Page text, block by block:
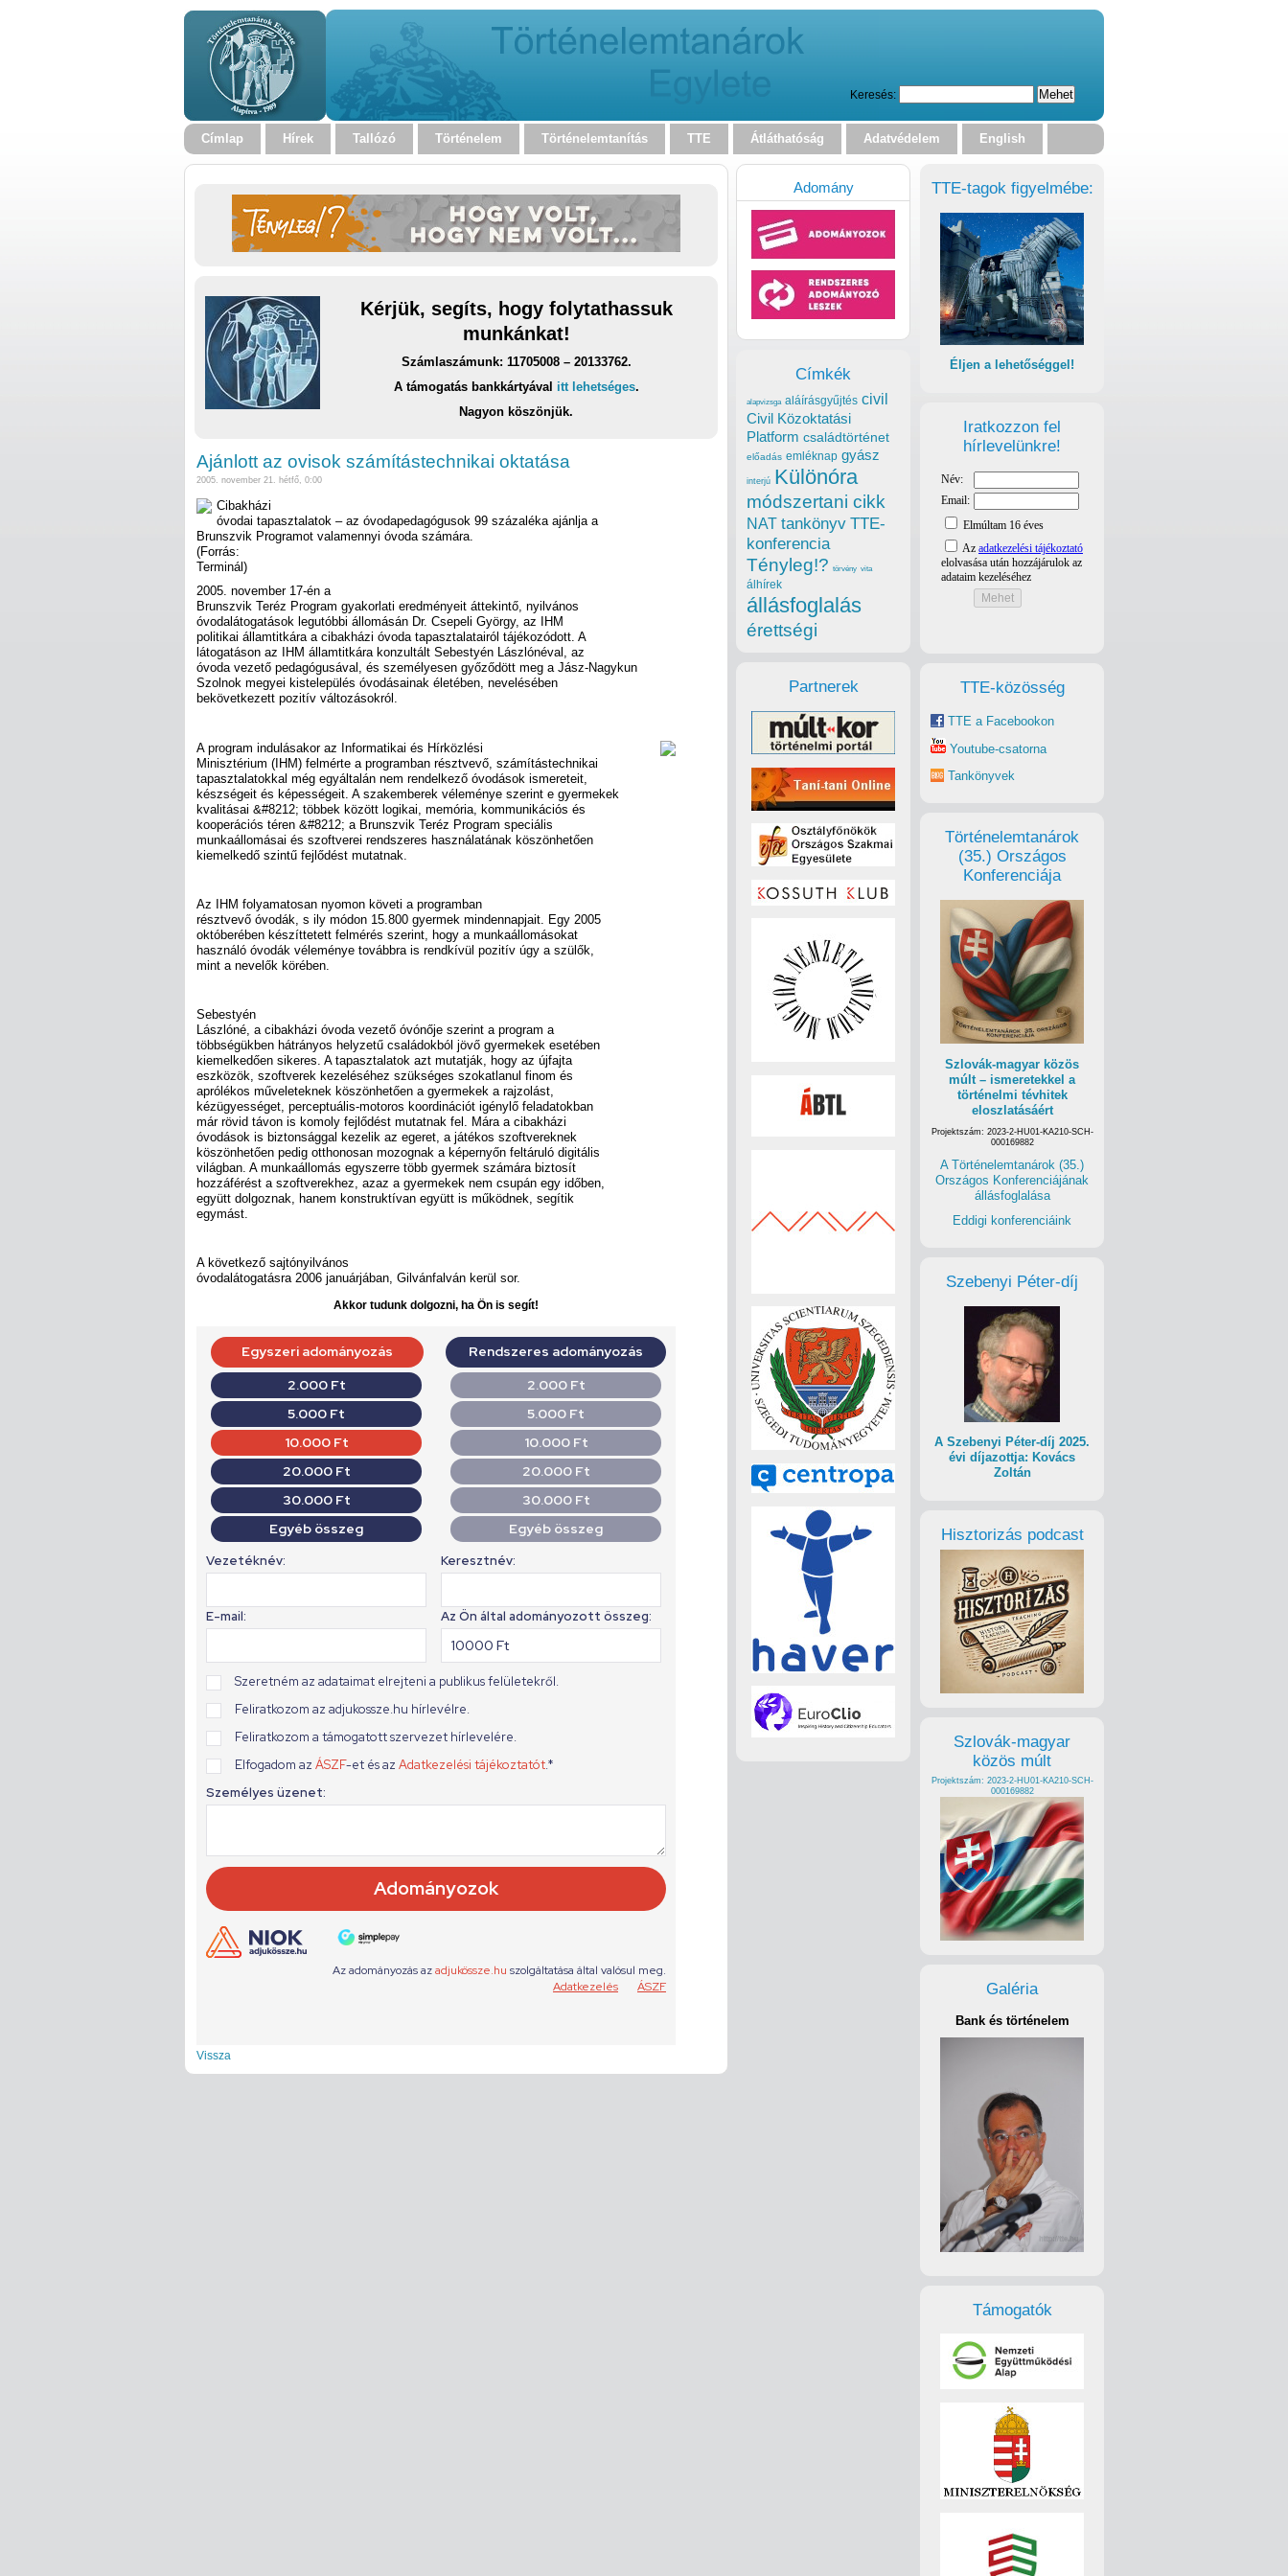
Keresés:
Címlap Hírek Tallózó Történelem Történelemtanítás TTE Átláthatóság Adatvédelem English
Kérjük, segíts, hogy folytathassuk
munkánkat!
Számlaszámunk: 11705008 – 20133762.
A támogatás bankkártyával itt lehetséges.
Nagyon köszönjük.
Ajánlott az ovisok számítástechnikai oktatása
2005. november 21. hétfő, 0:00
Cibakházi
óvodai tapasztalatok – az óvodapedagógusok 99 százaléka ajánlja a
Brunszvik Programot valamennyi óvoda számára.
(Forrás:
Terminál)
2005. november 17-én a
Brunszvik Teréz Program gyakorlati eredményeit áttekintő, nyilvános
óvodalátogatások legutóbbi állomásán Dr. Csepeli György, az IHM
politikai államtitkára a cibakházi óvoda tapasztalatairól tájékozódott. A
látogatáson az IHM államtitkára konzultált Sebestyén Lászlónéval, az
óvoda vezető pedagógusával, és személyesen győződött meg a Jász-Nagykun
Szolnok megyei kistelepülés óvodásainak életében, nevelésében
bekövetkezett pozitív változásokról.
A program indulásakor az Informatikai és Hírközlési
Minisztérium (IHM) felmérte a programban résztvevő, számítástechnikai
tapasztalatokkal még egyáltalán nem rendelkező óvodások ismereteit,
készségeit és képességeit. A szakemberek véleménye szerint e gyermekek
kvalitásai &#8212; többek között logikai, memória, kommunikációs és
kooperációs téren &#8212; a Brunszvik Teréz Program speciális
munkaállomásai és szoftverei rendszeres használatának köszönhetően
kiemelkedő szintű fejlődést mutatnak.
Az IHM folyamatosan nyomon követi a programban
résztvevő óvodák, s ily módon 15.800 gyermek mindennapjait. Egy 2005
októberében készíttetett felmérés szerint, hogy a munkaállomásokat
használó óvodák véleménye továbbra is rendkívül pozitív úgy a szülők,
mint a nevelők körében.
Sebestyén
Lászlóné, a cibakházi óvoda vezető óvónője szerint a program a
többségükben hátrányos helyzetű családokból jövő gyermekek esetében
kiemelkedően sikeres. A tapasztalatok azt mutatják, hogy az újfajta
eszközök, szoftverek kezeléséhez szükséges szokatlanul finom és
aprólékos műveleteknek köszönhetően a gyermekek a rajzolást,
kézügyességet, perceptuális-motoros koordinációt igénylő feladatokban
már rövid távon is komoly fejlődést mutatnak fel. Mára a cibakházi
óvodások is biztonsággal kezelik az egeret, a játékos szoftvereknek
köszönhetően pedig otthonosan mozognak a képernyőn feltáruló digitális
világban. A munkaállomás egyszerre több gyermek számára biztosít
hozzáférést a szoftverekhez, azaz a gyermekek nem csupán egy időben,
együtt dolgoznak, hanem konstruktívan együtt is működnek, segítik
egymást.
A következő sajtónyilvános
óvodalátogatásra 2006 januárjában, Gilvánfalván kerül sor.
Akkor tudunk dolgozni, ha Ön is segít!
Vissza
TTE-tagok figyelmébe:
Éljen a lehetőséggel!
Iratkozzon fel
hírlevelünkre!
TTE-közösség
TTE a Facebookon
Youtube-csatorna
Tankönyvek
Történelemtanárok
(35.) Országos
Konferenciája
Szlovák-magyar közös
múlt – ismeretekkel a
történelmi tévhitek
eloszlatásáért
Projektszám: 2023-2-HU01-KA210-SCH-
000169882
A Történelemtanárok (35.)
Országos Konferenciájának
állásfoglalása
Eddigi konferenciáink
Szebenyi Péter-díj
A Szebenyi Péter-díj 2025.
évi díjazottja: Kovács
Zoltán
Hisztorizás podcast
Szlovák-magyar
közös múlt
Projektszám: 2023-2-HU01-KA210-SCH-
000169882
Galéria
Bank és történelem
Támogatók
Adomány
Címkék
alapvizsga aláírásgyűjtés civil
Civil Közoktatási
Platform családtörténet
előadás emléknap gyász
interjú Különóra
módszertani cikk
NAT tankönyv TTE-
konferencia
Tényleg!? törvény vita
álhírek
állásfoglalás
érettségi
Partnerek